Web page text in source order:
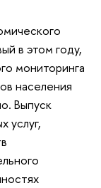
в этом году,
мониторинга
населения
Выпуск
услуг,